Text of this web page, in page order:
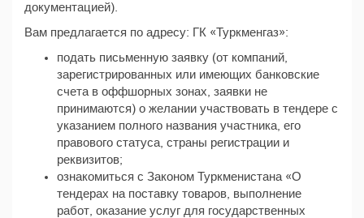
документацией).
Вам предлагается по адресу: ГК «Туркменгаз»:
подать письменную заявку (от компаний,
зарегистрированных или имеющих банковские
счета в оффшорных зонах, заявки не
принимаются) о желании участвовать в тендере с
указанием полного названия участника, его
правового статуса, страны регистрации и
реквизитов;
ознакомиться с Законом Туркменистана «О
тендерах на поставку товаров, выполнение
работ, оказание услуг для государственных